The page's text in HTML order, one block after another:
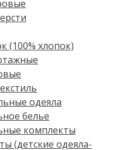
(100% хлопок)
одеяла
белье
комплекты
(детские одеяла-